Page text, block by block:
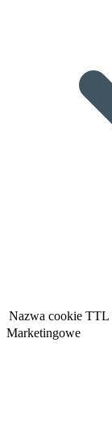
Nazwa cookie TTL
Marketingowe